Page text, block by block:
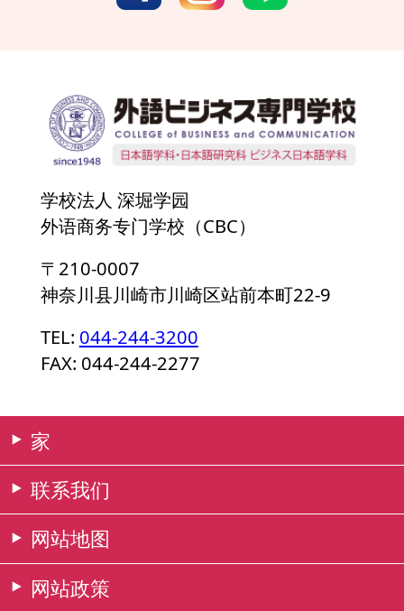
学校法人 深堀学园
外语商务专门学校（CBC）
〒210-0007
神奈川县川崎市川崎区站前本町22-9
TEL: 044-244-3200
FAX: 044-244-2277
家
联系我们
网站地图
网站政策